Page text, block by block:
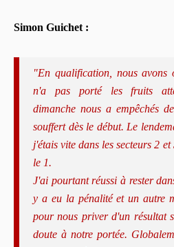
Simon Guichet :
"En qualification, nous
n'a pas porté les fruits
dimanche nous a empêchés
souffert dès le début. Le
j'étais vite dans les secteurs 2
le 1.
J'ai pourtant réussi à rester
y a eu la pénalité et un autre
pour nous priver d'un résultat
doute à notre portée.